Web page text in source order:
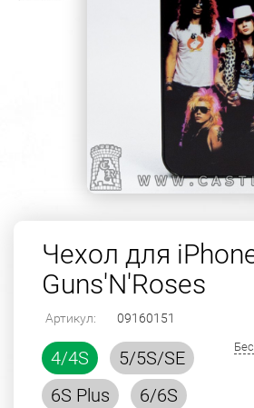
Чехол для
Guns'N'Roses
Артикул: 09160151
4/4S
5/5S/SE
6S Plus
6/6S